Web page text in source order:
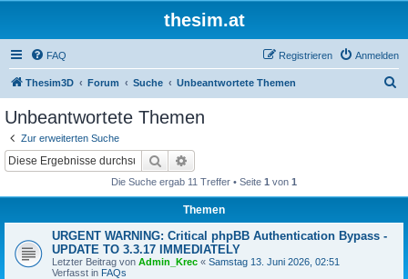
thesim.at
FAQ Anmelden
Registrieren
Thesim3D Forum Suche Unbeantwortete Themen
Unbeantwortete Themen
Zur erweiterten Suche
Suche
Die Suche ergab 11 Treffer • Seite 1 von 1
Themen
URGENT WARNING: Critical phpBB Authentication Bypass -
UPDATE TO 3.3.17 IMMEDIATELY
Letzter Beitrag von Admin_Krec « Samstag 13. Juni 2026, 02:51
Verfasst in FAQs